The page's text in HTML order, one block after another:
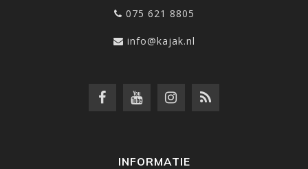
075 621 8805
info@kajak.nl
INFORMATIE